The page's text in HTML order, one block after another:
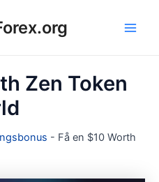
Zen Token
- Få en $10 Worth